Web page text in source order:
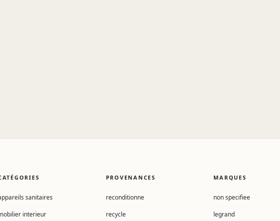
sanitaires
interieur
PROVENANCES
reconditionne
recycle
MARQUES
non specifiee
legrand